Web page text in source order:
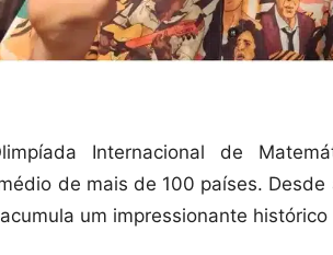
Internacional de
de mais de 100 países.
um impressionante